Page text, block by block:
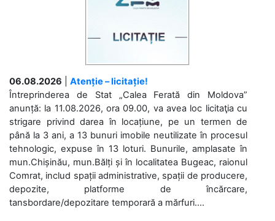
06.08.2026
Atenție – licitație!
Întreprinderea de Stat „Calea Ferată din Moldova”
anunță: la 11.08.2026, ora 09.00, va avea loc licitaţia cu
strigare privind darea în locațiune, pe un termen de
până la 3 ani, a 13 bunuri imobile neutilizate în procesul
tehnologic, expuse în 13 loturi. Bunurile, amplasate în
mun.Chișinău, mun.Bălți și în localitatea Bugeac, raionul
Comrat, includ spații administrative, spații de producere,
depozite, platforme de încărcare,
tansbordare/depozitare temporară a mărfuri....